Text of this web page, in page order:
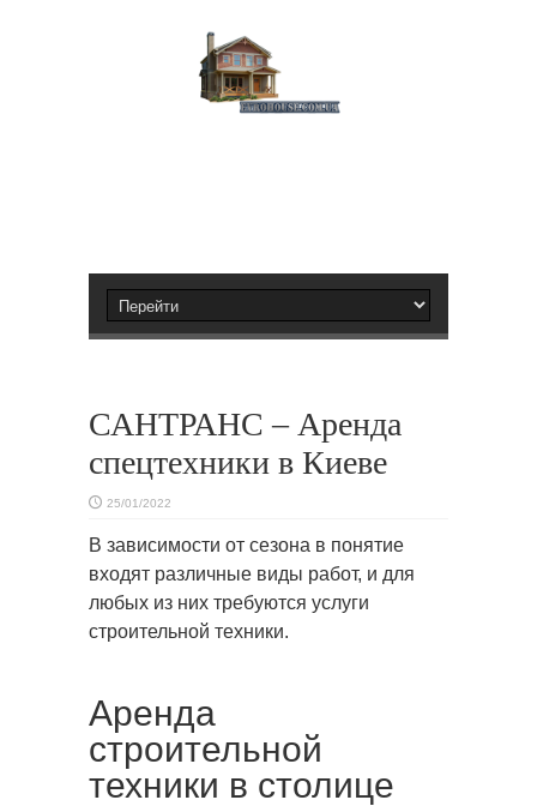
САНТРАНС – Аренда
спецтехники в Киеве
25/01/2022
В зависимости от сезона в понятие
входят различные виды работ, и для
любых из них требуются услуги
строительной техники.
Аренда
строительной
техники в столице